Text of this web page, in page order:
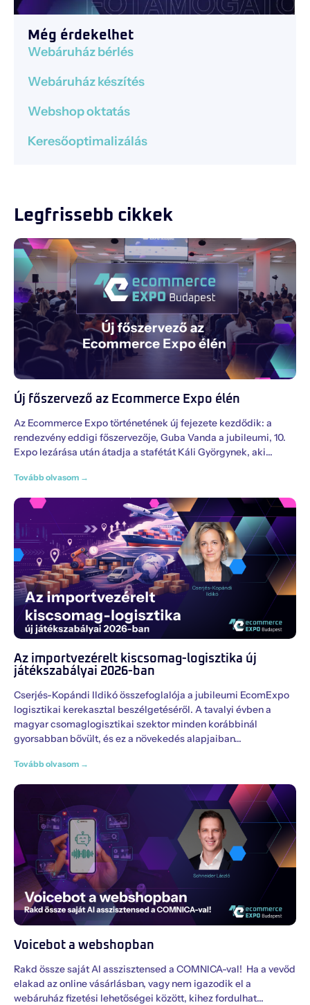
Még érdekelhet
Webáruház bérlés
Webáruház készítés
Webshop oktatás
Keresőoptimalizálás
Legfrissebb cikkek
Új főszervező az Ecommerce Expo élén
Az Ecommerce Expo történetének új fejezete kezdődik: a
rendezvény eddigi főszervezője, Guba Vanda a jubileumi, 10.
Expo lezárása után átadja a stafétát Káli Györgynek, aki
Tovább olvasom →
Az importvezérelt kiscsomag-logisztika új
játékszabályai 2026-ban
Cserjés-Kopándi Ildikó összefoglalója a jubileumi EcomExpo
logisztikai kerekasztal beszélgetéséről. A tavalyi évben a
magyar csomaglogisztikai szektor minden korábbinál
gyorsabban bővült, és ez a növekedés alapjaiban
Tovább olvasom →
Voicebot a webshopban
Rakd össze saját AI asszisztensed a COMNICA-val! Ha a vevőd
elakad az online vásárlásban, vagy nem igazodik el a
webáruház fizetési lehetőségei között, kihez fordulhat